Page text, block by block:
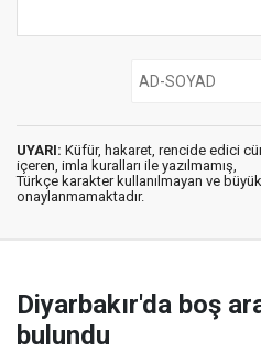
UYARI: Küfür, hakaret, rencide edici
içeren, imla kuralları ile yazılmamış,
Türkçe karakter kullanılmayan ve
onaylanmamaktadır.
Diyarbakır'da boş
bulundu